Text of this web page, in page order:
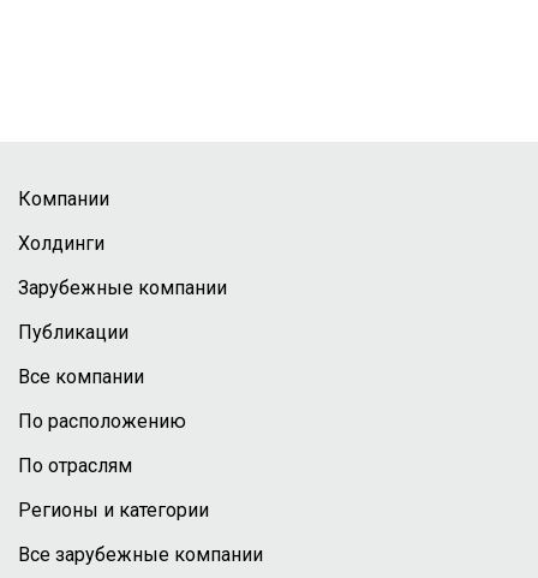
Компании
Холдинги
Зарубежные компании
Публикации
Все компании
По расположению
По отраслям
Регионы и категории
Все зарубежные компании